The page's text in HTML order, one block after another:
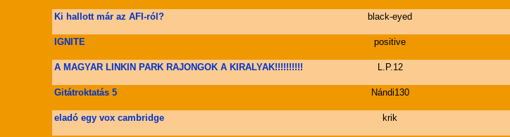
Ki hallott már az AFI-ról?
black-eyed
IGNITE
positive
A MAGYAR LINKIN PARK RAJONGOK A KIRALYAK!!!!!!!!!!
L.P.12
Gitátroktatás 5
Nándi130
eladó egy vox cambridge
krik